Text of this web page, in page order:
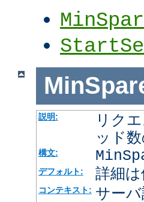
説明:
リク
ッド
構文:
デフォルト: 詳細
コンテキスト: サー